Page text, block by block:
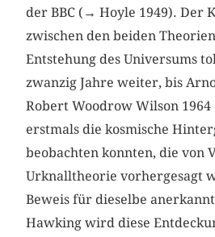
der BBC (→ Hoyle 1949). Der
zwischen den beiden
Entstehung des Universums
zwanzig Jahre weiter, bis
Robert Woodrow Wilson
erstmals die kosmische
beobachten konnten, die von
Urknalltheorie vorhergesagt
Beweis für dieselbe
Hawking wird diese